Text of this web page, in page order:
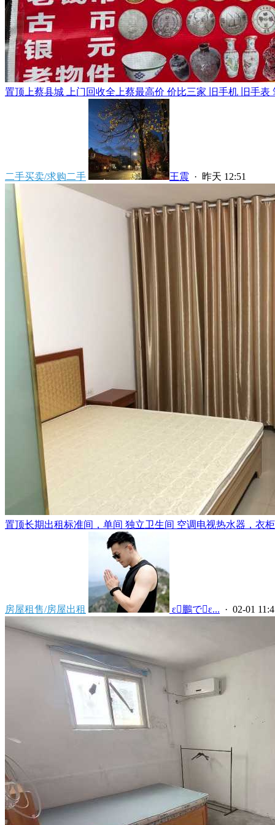
置顶 上蔡县城 上门回收全上蔡最高价 价比三家 旧手机 旧手表
二手买卖/求购二手 王震 · 昨天 12:51
置顶长期出租标准间，单间 独立卫生间 空调电视热水器，衣
房屋租售/房屋出租  ε鵬でε... · 02-01